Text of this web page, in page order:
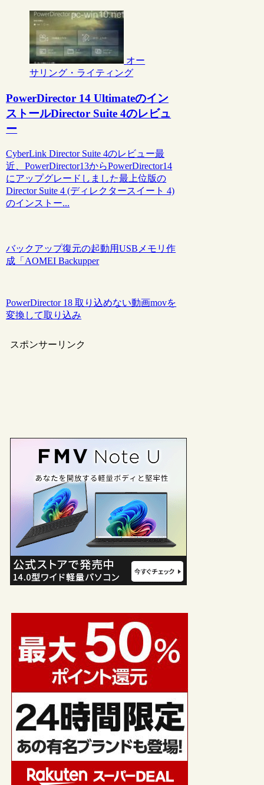
オー
サリング・ライティング
PowerDirector 14 Ultimateのイン
ストールDirector Suite 4のレビュ
ー
CyberLink Director Suite 4のレビュー最
近、PowerDirector13からPowerDirector14
にアップグレードしました最上位版の
Director Suite 4 (ディレクタースイート 4)
のインストー...
バックアップ復元の起動用USBメモリ作
成「AOMEI Backupper
PowerDirector 18 取り込めない動画movを
変換して取り込み
スポンサーリンク